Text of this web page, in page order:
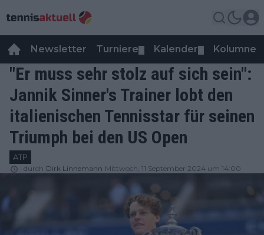
Newsletter Turniere Kalender Kolumnen
"Er muss sehr stolz auf sich sein":
Jannik Sinner's Trainer lobt den
italienischen Tennisstar für seinen
Triumph bei den US Open
ATP
durch Dirk Linnemann Mittwoch, 11 September 2024 um 14:00